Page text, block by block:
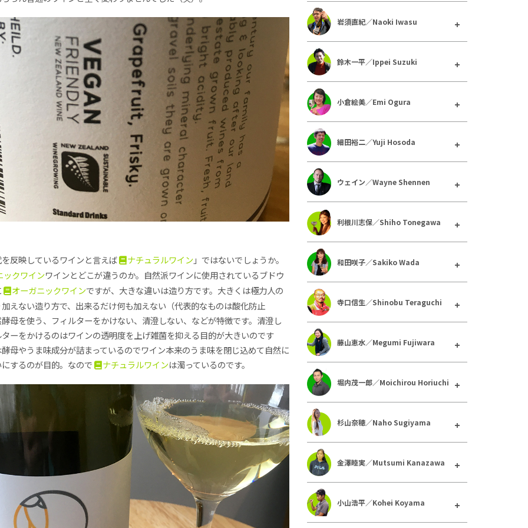
反映しているワインと言えば ナチュラルワイン 」ではないでしょうか。
ックワインワインとどこが違うのか。自然派ワインに使用されているブドウ
オーガニックワインですが、大きな違いは造り方です。大きくは極力人の
えない造り方で、出来るだけ何も加えない（代表的なものは酸化防止
母を使う、フィルターをかけない、清澄しない、などが特徴です。清澄し
ーをかけるのはワインの透明度を上げ雑菌を抑える目的が大きいのです
母やうま味成分が詰まっているのでワイン本来のうま味を閉じ込めて自然に
するのが目的。なので
ナチュラルワインは濁っているのです。
岩須直紀／Naoki Iwasu
鈴木一平／Ippei Suzuki
小倉絵美／Emi Ogura
細田裕二／Yuji Hosoda
ウェイン／Wayne Shennen
利根川志保／Shiho Tonegawa
和田咲子／Sakiko Wada
寺口信生／Shinobu Teraguchi
藤山恵水／Megumi Fujiwara
堀内茂一郎／Moichirou Horiuchi
杉山奈穂／Naho Sugiyama
金澤睦実／Mutsumi Kanazawa
小山浩平／Kohei Koyama